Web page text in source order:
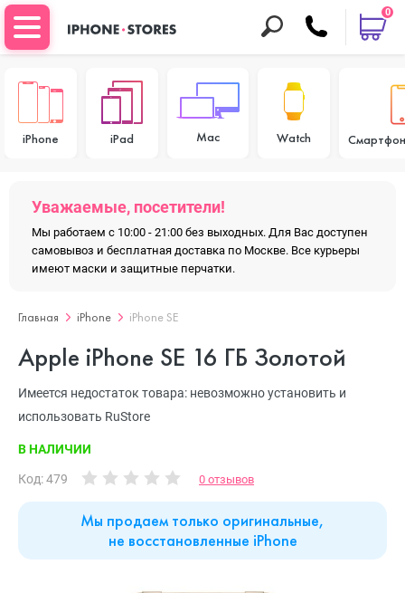
0
iPhone iPad Mac Watch
Уважаемые, посетители!
Мы работаем с 10:00 - 21:00 без выходных. Для Вас доступен
самовывоз и бесплатная доставка по Москве. Все курьеры
имеют маски и защитные перчатки.
Главная iPhone iPhone SE
Apple iPhone SE 16 ГБ Золотой
Имеется недостаток товара: невозможно установить и
использовать RuStore
В НАЛИЧИИ
Код: 479 0 отзывов
Мы продаем только оригинальные,
не восстановленные iPhone